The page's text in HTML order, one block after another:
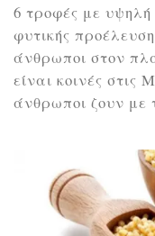
6 τροφές με υψηλή
φυτικής
άνθρωποι στον
είναι κοινές στις
άνθρωποι ζουν με